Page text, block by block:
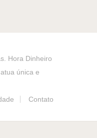
Hora Dinheiro
única e
Contato